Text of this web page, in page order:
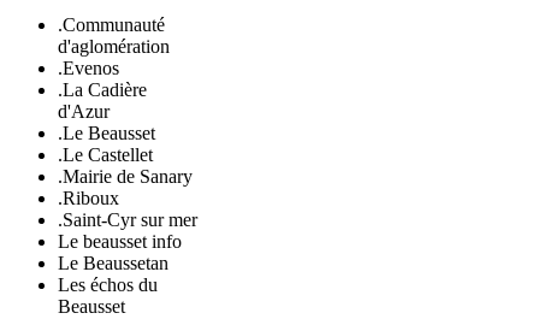
.Communauté
d'aglomération
.Evenos
.La Cadière
d'Azur
.Le Beausset
.Le Castellet
.Mairie de Sanary
.Riboux
.Saint-Cyr sur mer
Le beausset info
Le Beaussetan
Les échos du
Beausset